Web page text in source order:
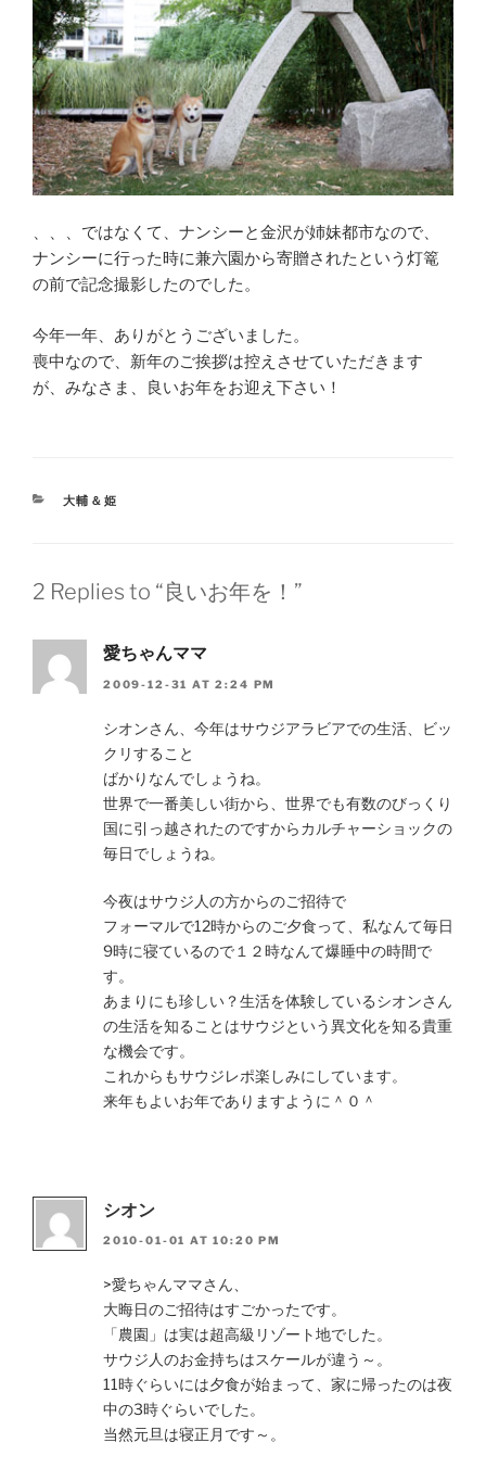
、、、ではなくて、ナンシーと金沢が姉妹都市なので、
ナンシーに行った時に兼六園から寄贈されたという灯篭
の前で記念撮影したのでした。
今年一年、ありがとうございました。
喪中なので、新年のご挨拶は控えさせていただきます
が、みなさま、良いお年をお迎え下さい！
CATEGORIES
大輔＆姫
2 Replies to “良いお年を！”
愛ちゃんママ
2009-12-31 AT 2:24 PM
シオンさん、今年はサウジアラビアでの生活、ビッ
クリすること
ばかりなんでしょうね。
世界で一番美しい街から、世界でも有数のびっくり
国に引っ越されたのですからカルチャーショックの
毎日でしょうね。
今夜はサウジ人の方からのご招待で
フォーマルで12時からのご夕食って、私なんて毎日
9時に寝ているので１２時なんて爆睡中の時間で
す。
あまりにも珍しい？生活を体験しているシオンさん
の生活を知ることはサウジという異文化を知る貴重
な機会です。
これからもサウジレポ楽しみにしています。
来年もよいお年でありますように＾０＾
シオン
2010-01-01 AT 10:20 PM
>愛ちゃんママさん、
大晦日のご招待はすごかったです。
「農園」は実は超高級リゾート地でした。
サウジ人のお金持ちはスケールが違う～。
11時ぐらいには夕食が始まって、家に帰ったのは夜
中の3時ぐらいでした。
当然元旦は寝正月です～。